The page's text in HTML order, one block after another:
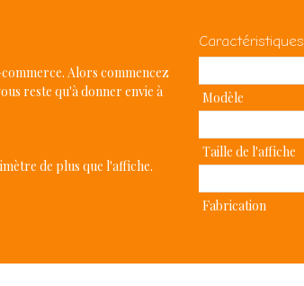
. Alors commencez
reste qu'à donner envie à
de plus que l'affiche.
Caractéristiques
Modèle
Taille de l'affiche
Fabrication